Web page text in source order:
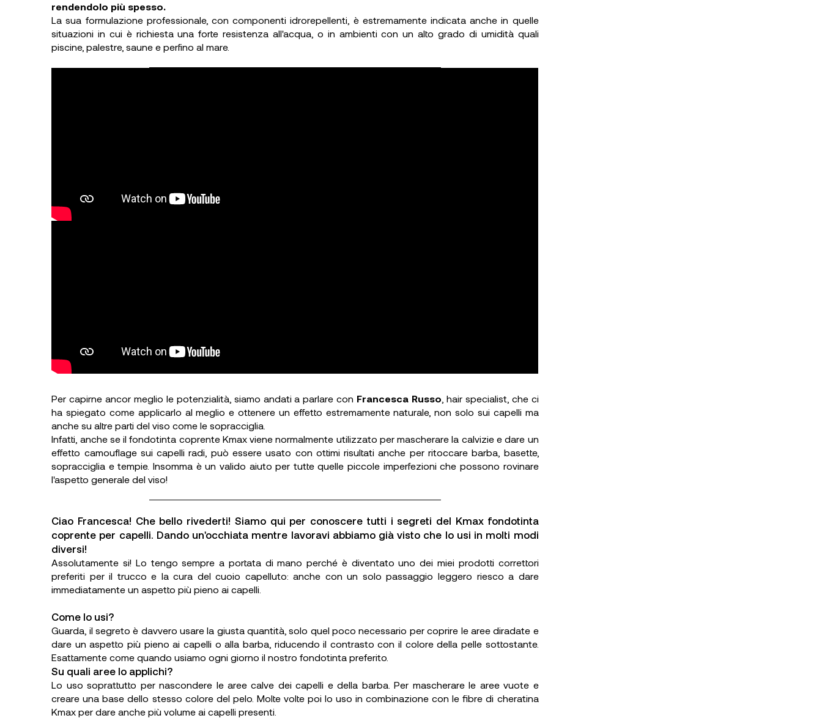
rendendolo più spesso.
La sua formulazione professionale, con componenti idrorepellenti, è estremamente indicata anche in quelle
situazioni in cui è richiesta una forte resistenza all'acqua, o in ambienti con un alto grado di umidità quali
piscine, palestre, saune e perfino al mare.
Per capirne ancor meglio le potenzialità, siamo andati a parlare con Francesca Russo , hair specialist, che ci
ha spiegato come applicarlo al meglio e ottenere un effetto estremamente naturale, non solo sui capelli ma
anche su altre parti del viso come le sopracciglia.
Infatti, anche se il fondotinta coprente Kmax viene normalmente utilizzato per mascherare la calvizie e dare un
effetto camouflage sui capelli radi, può essere usato con ottimi risultati anche per ritoccare barba, basette,
sopracciglia e tempie. Insomma è un valido aiuto per tutte quelle piccole imperfezioni che possono rovinare
l'aspetto generale del viso!
Ciao Francesca! Che bello rivederti! Siamo qui per conoscere tutti i segreti del Kmax fondotinta
coprente per capelli. Dando un'occhiata mentre lavoravi abbiamo già visto che lo usi in molti modi
diversi!
Assolutamente si! Lo tengo sempre a portata di mano perché è diventato uno dei miei prodotti correttori
preferiti per il trucco e la cura del cuoio capelluto: anche con un solo passaggio leggero riesco a dare
immediatamente un aspetto più pieno ai capelli.
Come lo usi?
Guarda, il segreto è davvero usare la giusta quantità, solo quel poco necessario per coprire le aree diradate e
dare un aspetto più pieno ai capelli o alla barba, riducendo il contrasto con il colore della pelle sottostante.
Esattamente come quando usiamo ogni giorno il nostro fondotinta preferito.
Su quali aree lo applichi?
Lo uso soprattutto per nascondere le aree calve dei capelli e della barba. Per mascherare le aree vuote e
creare una base dello stesso colore del pelo. Molte volte poi lo uso in combinazione con le fibre di cheratina
Kmax per dare anche più volume ai capelli presenti.